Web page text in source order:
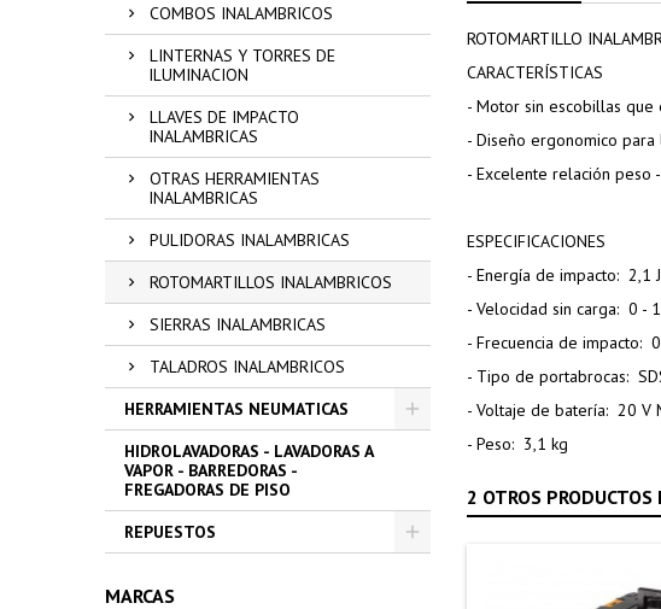
COMBOS INALAMBRICOS
LINTERNAS Y TORRES DE
ILUMINACION
LLAVES DE IMPACTO
INALAMBRICAS
OTRAS HERRAMIENTAS
INALAMBRICAS
PULIDORAS INALAMBRICAS
ROTOMARTILLOS INALAMBRICOS
SIERRAS INALAMBRICAS
TALADROS INALAMBRICOS
HERRAMIENTAS NEUMATICAS
HIDROLAVADORAS - LAVADORAS A
VAPOR - BARREDORAS -
FREGADORAS DE PISO
REPUESTOS
MARCAS
ROTOMARTILLO
CARACTERÍSTICAS
- Motor sin escobillas
- Diseño ergonomico
- Excelente relación peso
ESPECIFICACIONES
- Energía de impacto: 2,1 J
- Velocidad sin carga: 0 -
- Frecuencia de impacto:
- Tipo de portabrocas:
- Voltaje de batería: 20 V
- Peso: 3,1 kg
2 OTROS